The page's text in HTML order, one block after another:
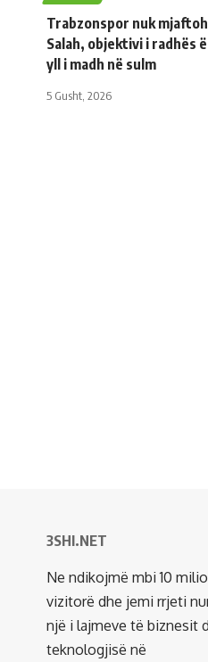
Trabzonspor nuk
Salah, objektivi i radhës
yll i madh në sulm
5 Gusht, 2026
3SHI.NET
Ne ndikojmë mbi 10
vizitorë dhe jemi rrjeti
një i lajmeve të biznesit
teknologjisë në